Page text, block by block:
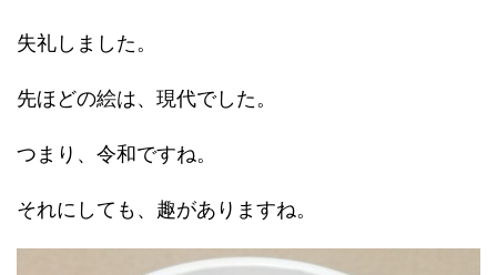
失礼しました。
先ほどの絵は、現代でした。
つまり、令和ですね。
それにしても、趣がありますね。